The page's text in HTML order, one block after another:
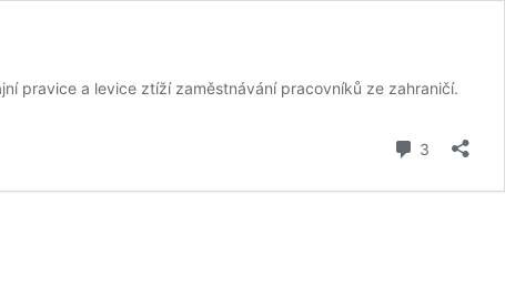
pravice a levice ztíží zaměstnávání pracovníků ze zahraničí.
3 komentáře